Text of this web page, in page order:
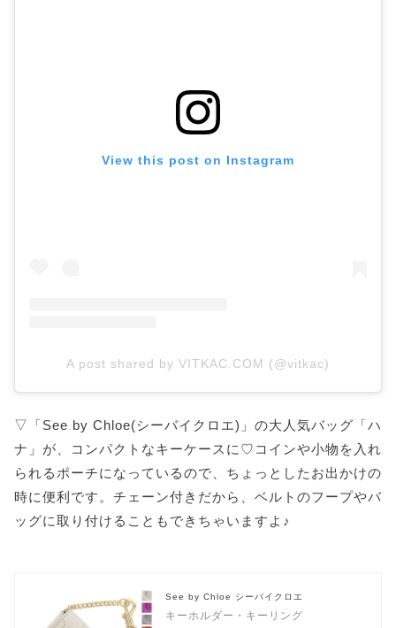
View this post on Instagram
A post shared by VITKAC.COM (@vitkac)
▽「See by Chloe(シーバイクロエ)」の大人気バッグ「ハ
ナ」が、コンパクトなキーケースに♡コインや小物を入れ
られるポーチになっているので、ちょっとしたお出かけの
時に便利です。チェーン付きだから、ベルトのフープやバ
ッグに取り付けることもできちゃいますよ♪
See by Chloe シーバイクロエ
キーホルダー・キーリング